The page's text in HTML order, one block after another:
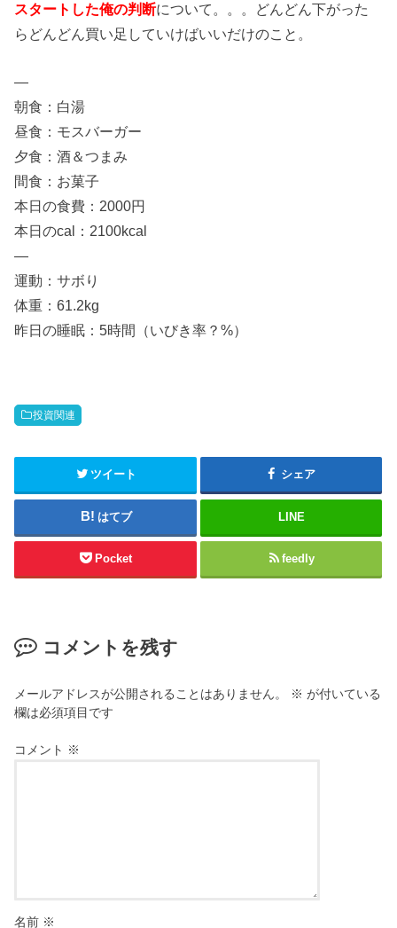
スタートした俺の判断について。。。どんどん下がった
らどんどん買い足していけばいいだけのこと。
—
朝食：白湯
昼食：モスバーガー
夕食：酒＆つまみ
間食：お菓子
本日の食費：2000円
本日のcal：2100kcal
—
運動：サボり
体重：61.2kg
昨日の睡眠：5時間（いびき率？%）
投資関連
ツイート シェア
はてブ LINE
Pocket feedly
コメントを残す
メールアドレスが公開されることはありません。 ※ が付いている
欄は必須項目です
コメント ※
名前 ※